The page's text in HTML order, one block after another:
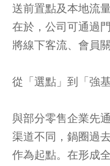
送前置點及本地流
在於，公司可通過
將線下客流、會員
從「選點」到「強
與部分零售企業先
渠道不同，鍋圈過
作為起點。在形成